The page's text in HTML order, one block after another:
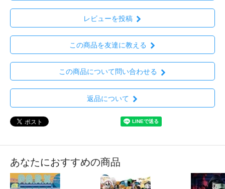
レビューを投稿
この商品を友達に教える
この商品について問い合わせる
返品について
あなたにおすすめの商品